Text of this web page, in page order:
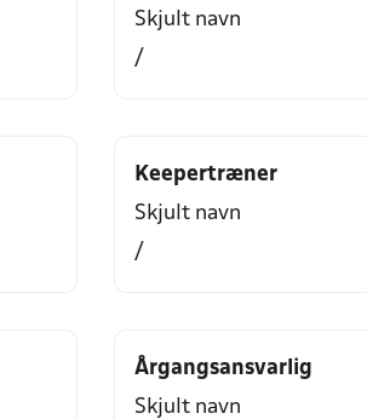
Skjult navn
/
Keepertræner
Skjult navn
/
Årgangsansvarlig
Skjult navn